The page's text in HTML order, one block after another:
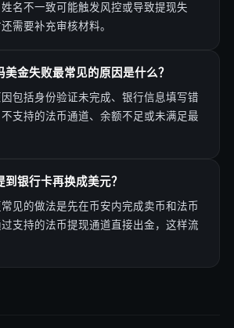
名不一致可能触发风控或导致提现失
需要补充审核材料。
美金失败最常见的原因是什么？
包括身份验证未完成、银行信息填写错
支持的法币通道、余额不足或未满足最
到银行卡再换成美元？
见的做法是先在币安内完成卖币和法币
支持的法币提现通道直接出金，这样流